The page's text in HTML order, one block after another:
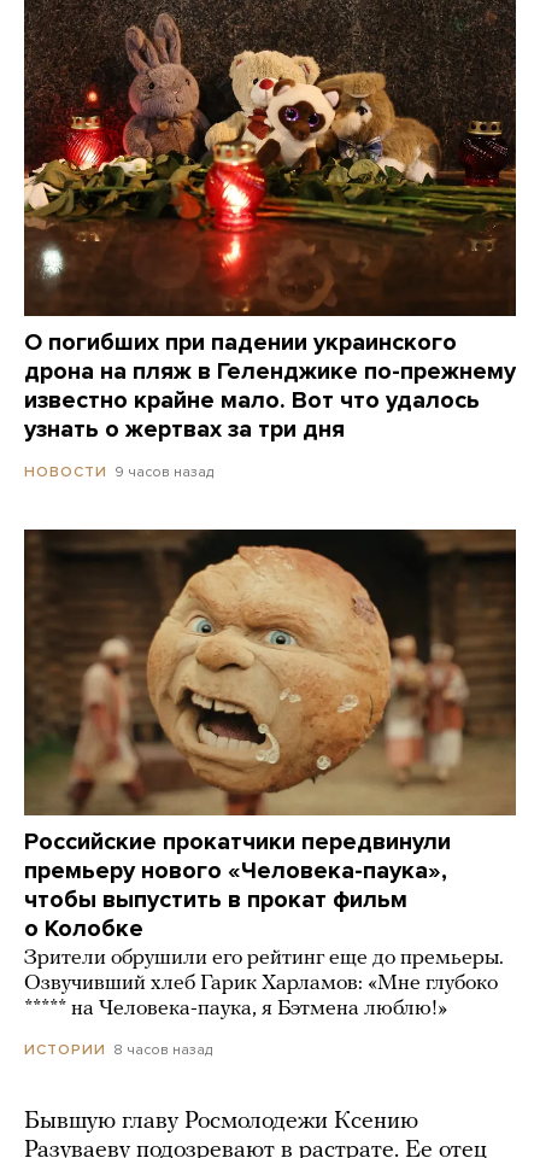
О погибших при падении украинского
дрона на пляж в Геленджике по-прежнему
известно крайне мало. Вот что удалось
узнать о жертвах за три дня
НОВОСТИ 9 часов назад
Российские прокатчики передвинули
премьеру нового «Человека-паука»,
чтобы выпустить в прокат фильм
о Колобке
Зрители обрушили его рейтинг еще до премьеры.
Озвучивший хлеб Гарик Харламов: «Мне глубоко
***** на Человека-паука, я Бэтмена люблю!»
ИСТОРИИ 8 часов назад
Бывшую главу Росмолодежи Ксению
Разуваеву подозревают в растрате. Ее отец